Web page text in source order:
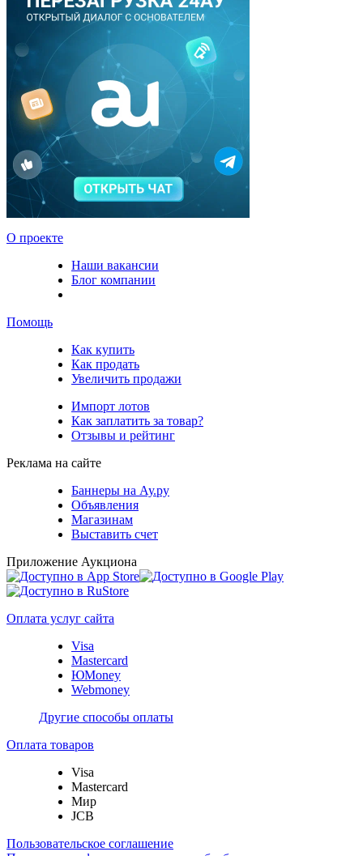
О проекте
Наши вакансии
Блог компании
Помощь
Как купить
Как продать
Увеличить продажи
Импорт лотов
Как заплатить за товар?
Отзывы и рейтинг
Реклама на сайте
Баннеры на Ау.ру
Объявления
Магазинам
Выставить счет
Приложение Аукциона
Оплата услуг сайта
Visa
Mastercard
ЮMoney
Webmoney
Другие способы оплаты
Оплата товаров
Visa
Mastercard
Мир
JCB
Пользовательское соглашение